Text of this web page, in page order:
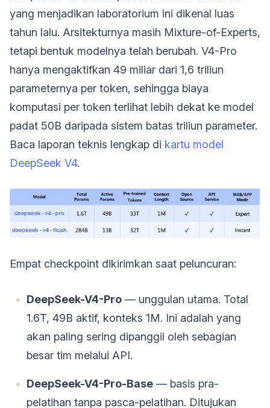
yang menjadikan laboratorium ini dikenal luas
tahun lalu. Arsitekturnya masih Mixture-of-Experts,
tetapi bentuk modelnya telah berubah. V4-Pro
hanya mengaktifkan 49 miliar dari 1,6 triliun
parameternya per token, sehingga biaya
komputasi per token terlihat lebih dekat ke model
padat 50B daripada sistem batas triliun parameter.
Baca laporan teknis lengkap di kartu model
DeepSeek V4.
Empat checkpoint dikirimkan saat peluncuran:
DeepSeek-V4-Pro — unggulan utama. Total
1.6T, 49B aktif, konteks 1M. Ini adalah yang
akan paling sering dipanggil oleh sebagian
besar tim melalui API.
DeepSeek-V4-Pro-Base — basis pra-
pelatihan tanpa pasca-pelatihan. Ditujukan